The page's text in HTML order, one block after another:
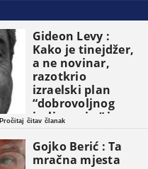
Gideon Levy :
Kako je tinejdžer,
a ne novinar,
razotkrio
izraelski plan
“dobrovoljnog
iseljavanja ” iz
Gaze
Pročitaj čitav članak
Gojko Berić : Ta
mračna mjesta